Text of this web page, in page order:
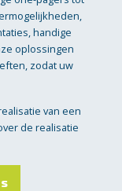
handige
oplossingen
zodat uw
van een
de realisatie